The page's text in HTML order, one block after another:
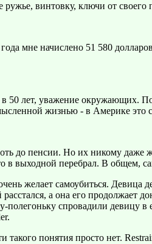
винтовку, ключи от
мне начислено 51 580
лет, уважение окружающих.
жизнью - в Америке это
до пенсии. Но их никому даже
в выходной перебрал. В общем,
желает самоубиться. Девица
а она его продолжает
спровадили девицу в
понятия просто нет.